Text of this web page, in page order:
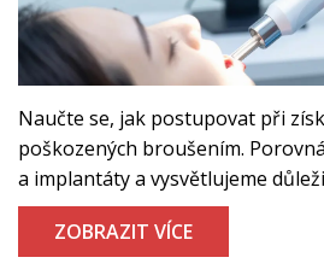
Naučte se, jak postupovat při
poškozených broušením.
a implantáty a vysvětlujeme
ZOBRAZIT VÍCE